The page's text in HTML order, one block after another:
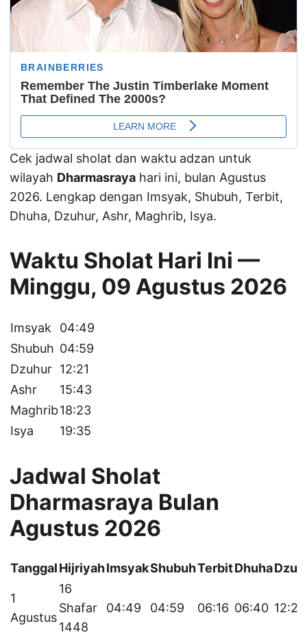
Cek jadwal sholat dan waktu adzan untuk
wilayah Dharmasraya hari ini, bulan Agustus
2026. Lengkap dengan Imsyak, Shubuh, Terbit,
Dhuha, Dzuhur, Ashr, Maghrib, Isya.
Waktu Sholat Hari Ini —
Minggu, 09 Agustus 2026
Imsyak
04:49
Shubuh 04:59
Dzuhur 12:21
Ashr
15:43
Maghrib18:23
Isya
19:35
Jadwal Sholat
Dharmasraya Bulan
Agustus 2026
TanggalHijriyahImsyakShubuhTerbitDhuha
1
Agustus
16
Shafar
1448
04:49 04:59 06:16 06:40 12:22